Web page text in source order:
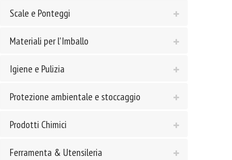
Scale e Ponteggi
Materiali per l'Imballo
Igiene e Pulizia
Protezione ambientale e stoccaggio
Prodotti Chimici
Ferramenta & Utensileria